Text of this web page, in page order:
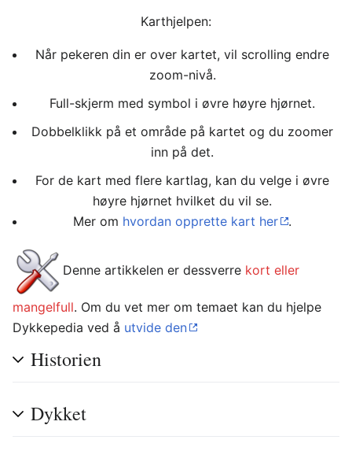
Karthjelpen:
Når pekeren din er over kartet, vil scrolling endre
zoom-nivå.
Full-skjerm med symbol i øvre høyre hjørnet.
Dobbelklikk på et område på kartet og du zoomer
inn på det.
For de kart med flere kartlag, kan du velge i øvre
høyre hjørnet hvilket du vil se.
Mer om hvordan opprette kart her .
Denne artikkelen er dessverre kort eller
mangelfull. Om du vet mer om temaet kan du hjelpe
Dykkepedia ved å utvide den
Historien
Dykket